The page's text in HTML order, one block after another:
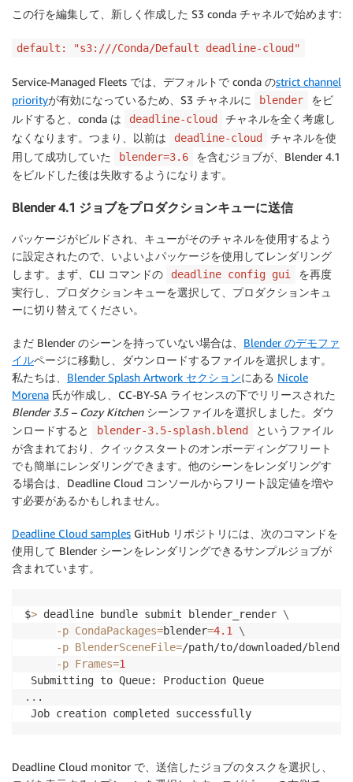
この行を編集して、新しく作成した S3 conda チャネルで始めます:
default: "s3:///Conda/Default deadline-cloud"
Service-Managed Fleets では、デフォルトで conda のstrict channel
priorityが有効になっているため、S3 チャネルに blender
をビ
ルドすると、conda は
deadline-cloud
チャネルを全く考慮し
なくなります。つまり、以前は
deadline-cloud
チャネルを使
用して成功していた
blender=3.6
を含むジョブが、Blender 4.1
をビルドした後は失敗するようになります。
Blender 4.1 ジョブをプロダクションキューに送信
パッケージがビルドされ、キューがそのチャネルを使用するよう
に設定されたので、いよいよパッケージを使用してレンダリング
します。まず、CLI コマンドの
deadline config gui
を再度
実行し、プロダクションキューを選択して、プロダクションキュ
ーに切り替えてください。
まだ Blender のシーンを持っていない場合は、 Blender のデモファ
イルページに移動し、ダウンロードするファイルを選択します。
私たちは、 Blender Splash Artwork セクションにある Nicole
Morena 氏が作成し、CC-BY-SA ライセンスの下でリリースされた
Blender 3.5 – Cozy Kitchenシーンファイルを選択しました。ダウ
ンロードすると
blender-3.5-splash.blend
というファイル
が含まれており、クイックスタートのオンボーディングフリート
でも簡単にレンダリングできます。他のシーンをレンダリングす
る場合は、Deadline Cloud コンソールからフリート設定値を増や
す必要があるかもしれません。
Deadline Cloud samples GitHub リポジトリには、次のコマンドを
使用して Blender シーンをレンダリングできるサンプルジョブが
含まれています。
$> deadline bundle submit blender_render \
-p CondaPackages=blender=4.1
\
-p BlenderSceneFile=/path/to/downloaded/
-p Frames=1
.. .
Deadline Cloud monitor で、送信したジョブのタスクを選択し、